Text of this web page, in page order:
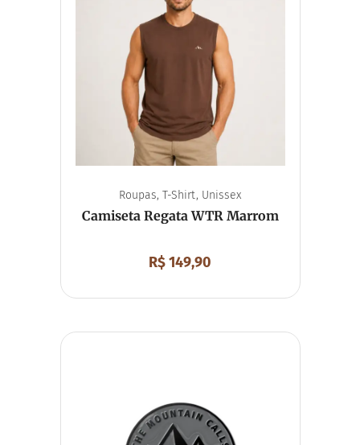
Souvenirs
Chaveiro
Chaveiro Mosquetão
Imã de Geladeira
Roupas, T-Shirt, Unissex
Camiseta Regata WTR Marrom
R$149,90